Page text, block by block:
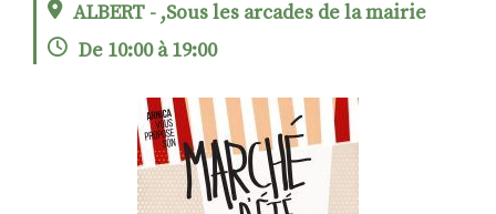
ROSÉE DE MAI
RECHERCHER
S'ABONNER
S'INSCRIRE À LA NEWSLETTER
ALBERT - ,Sous les arcades de la mairie
De 10:00 à 19:00